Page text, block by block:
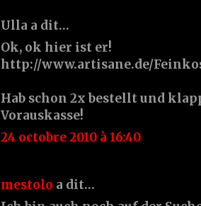
Ulla a dit…
Ok, ok hier ist er!
http://www.artisane.de/
Hab schon 2x bestellt und
Vorauskasse!
24 octobre 2010 à 16:40
mestolo a dit…